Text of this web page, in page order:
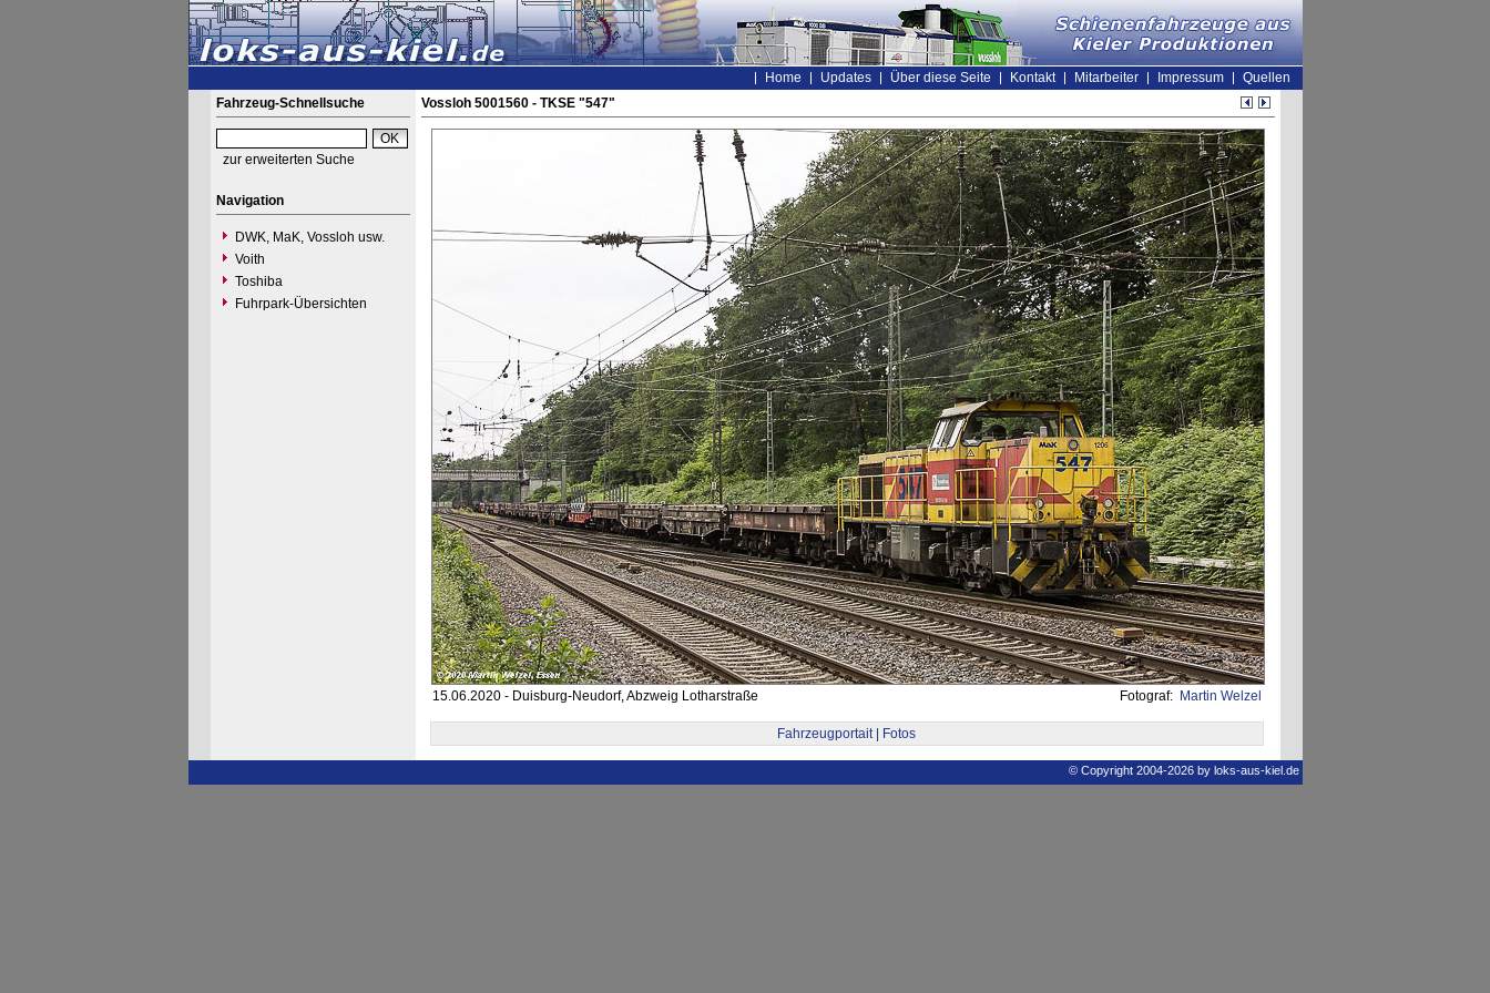
Home Updates Über diese Seite Kontakt Mitarbeiter Impressum
Quellen
Fahrzeug-Schnellsuche
zur erweiterten Suche
Navigation
DWK, MaK, Vossloh usw.
Voith
Toshiba
Fuhrpark-Übersichten
Vossloh 5001560 - TKSE "547"
15.06.2020 - Duisburg-Neudorf, Abzweig Lotharstraße Fotograf: Martin Welzel
Fahrzeugportait | Fotos
© Copyright 2004-2026 by loks-aus-kiel.de